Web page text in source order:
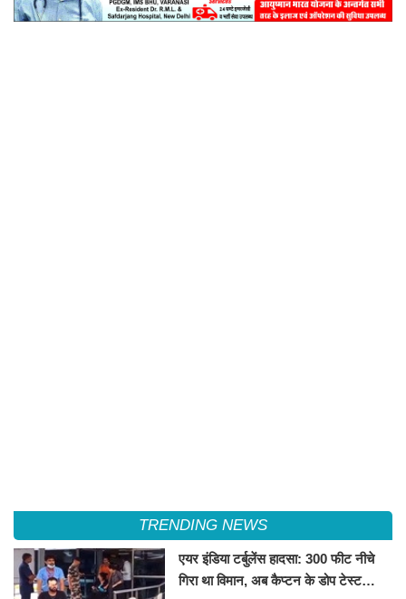
TRENDING NEWS
एयर इंडिया टर्बुलेंस हादसा: 300 फीट नीचे
गिरा था विमान, अब कैप्टन के डोप टेस्ट